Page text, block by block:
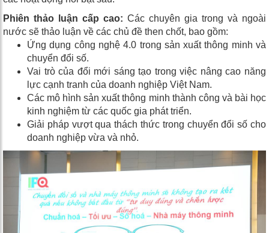
Phiên thảo luận cấp cao: Các chuyên gia trong và ngoài
nước sẽ thảo luận về các chủ đề then chốt, bao gồm:
Ứng dụng công nghệ 4.0 trong sản xuất thông minh và
chuyển đổi số.
Vai trò của đổi mới sáng tạo trong việc nâng cao năng
lực cạnh tranh của doanh nghiệp Việt Nam.
Các mô hình sản xuất thông minh thành công và bài học
kinh nghiệm từ các quốc gia phát triển.
Giải pháp vượt qua thách thức trong chuyển đổi số cho
doanh nghiệp vừa và nhỏ.